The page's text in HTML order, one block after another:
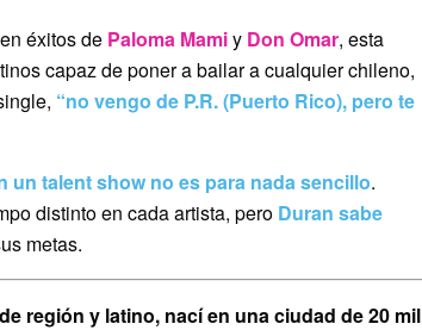
éxitos de Paloma Mamiy Don Omar, esta
capaz de poner a bailar a cualquier chileno,
“no vengo de P.R. (Puerto Rico), pero te
un talent show no es para nada sencillo.
distinto en cada artista, pero Duran sabe
metas.
región y latino, nací en una ciudad de 20 mil